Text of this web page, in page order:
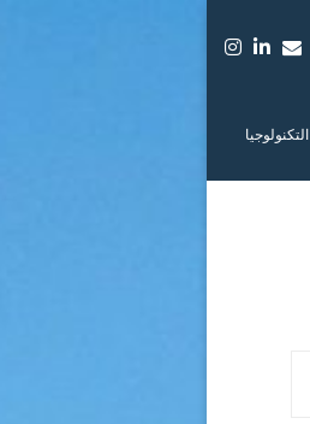
التكنولوجيا